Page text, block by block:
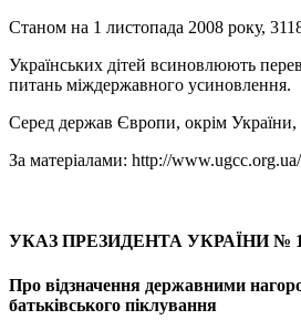
Станом на 1 листопада 2008 року,
Українських дітей всиновлюють
питань міждержавного усиновлення.
Серед держав Європи, окрім України,
За матеріалами: http://www.ugcc.org.ua/
УКАЗ ПРЕЗИДЕНТА УКРАЇНИ №
Про відзначення державними
батьківського піклування